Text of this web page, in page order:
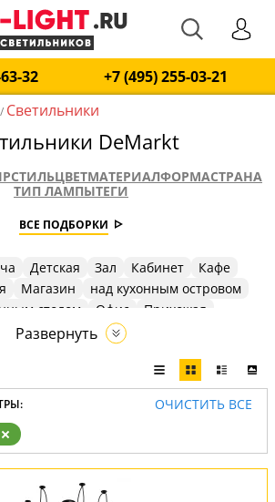
32
+7 (495) 255-03-21
/ Светильники
DeMarkt
IPСТИЛЬЦВЕТМАТЕРИАЛФОРМАСТРАНА
ТИП ЛАМПЫТЕГИ
ВСЕ ПОДБОРКИ
Детская Зал Кабинет
Кафе
Магазин
над кухонным островом
столом
Офис
Прихожая
и коридор
Спальня
Развернуть
ОЧИСТИТЬ ВСЕ